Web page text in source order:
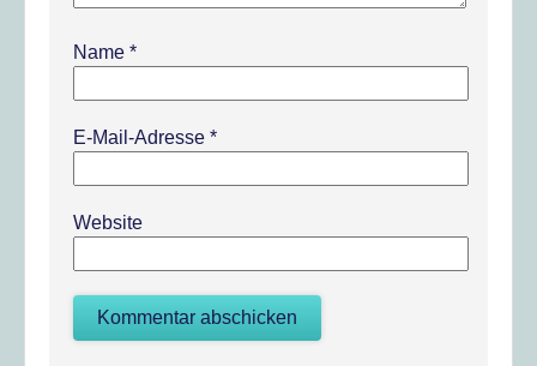
Name *
E-Mail-Adresse *
Website